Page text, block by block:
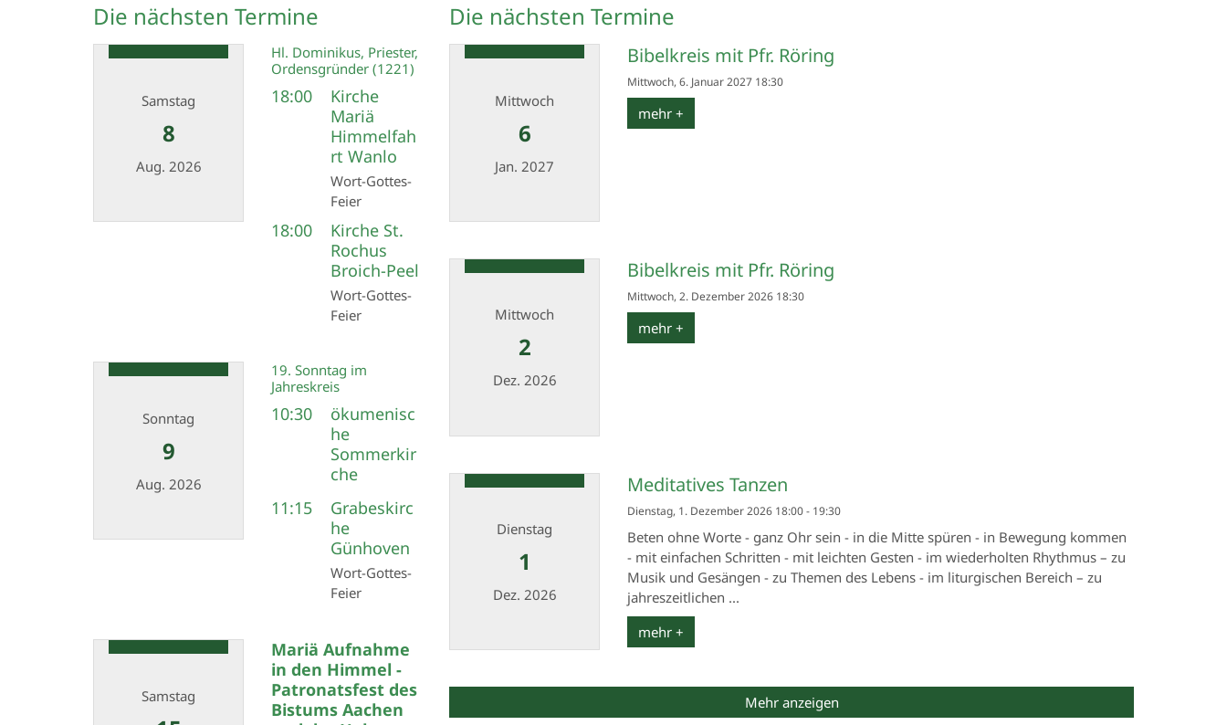
Die nächsten Termine
Mittwoch
6
Jan. 2027
Bibelkreis mit Pfr. Röring
Mittwoch, 6. Januar 2027 18:30
mehr +
Mittwoch
2
Dez. 2026
Bibelkreis mit Pfr. Röring
Mittwoch, 2. Dezember 2026 18:30
mehr +
Dienstag
1
Dez. 2026
Meditatives Tanzen
Dienstag, 1. Dezember 2026 18:00 - 19:30
Beten ohne Worte - ganz Ohr sein - in die Mitte spüren - in Bewegung kommen
- mit einfachen Schritten - mit leichten Gesten - im wiederholten Rhythmus – zu
Musik und Gesängen - zu Themen des Lebens - im liturgischen Bereich – zu
jahreszeitlichen ...
mehr +
Mehr anzeigen
Die nächsten Termine
Samstag
8
Aug. 2026
Hl. Dominikus, Priester,
Ordensgründer (1221)
18:00
Kirche
Mariä
Himmelfah
rt Wanlo
Wort-Gottes-
Feier
18:00
Kirche St.
Rochus
Broich-Peel
Wort-Gottes-
Feier
Sonntag
9
Aug. 2026
19. Sonntag im
Jahreskreis
10:30
ökumenisc
he
Sommerkir
che
11:15
Grabeskirc
he
Günhoven
Wort-Gottes-
Feier
Samstag
Mariä Aufnahme
in den Himmel -
Patronatsfest des
Bistums Aachen